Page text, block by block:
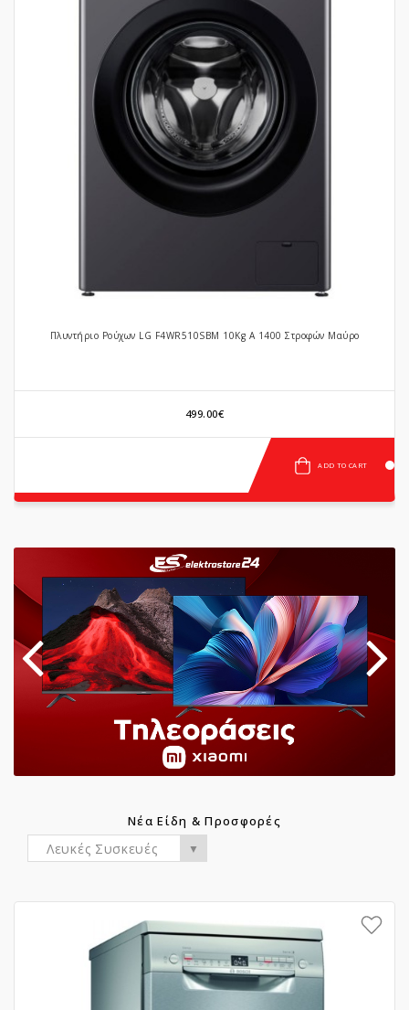
Πλυντήριο Ρούχων LG F4WR510SBM 10Kg A 1400 Στροφών Μαύρο
499.00€
ADD TO CART
Νέα Είδη & Προσφορές
Λευκές Συσκευές ▼
Add to Wish List